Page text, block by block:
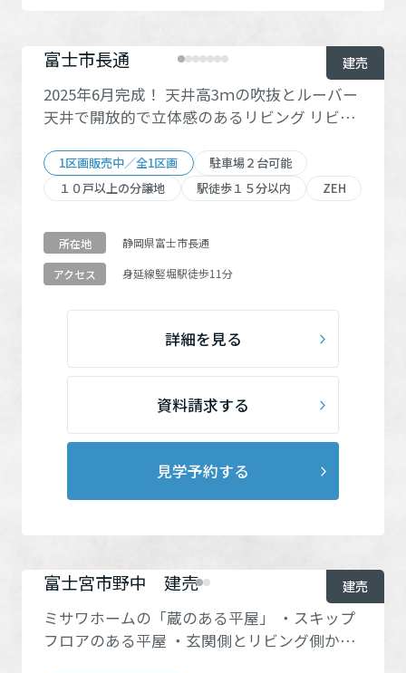
建売
富士市長通
2025年6月完成！ 天井高3ｍの吹抜とルーバー
天井で開放的で立体感のあるリビング リビン
ゼット シンクとコンロが別々のセパレートキ
ッチン 4帖のビッグバルコニー
1区画販売中／全1区画
駐車場２台可能
１０戸以上の分譲地
駅徒歩１５分以内 ZEH
所在地 静岡県富士市長通
アクセス 身延線竪堀駅徒歩11分
詳細を見る
資料請求する
見学予約する
建売
富士宮市野中 建売
ミサワホームの「蔵のある平屋」 ・スキップ
フロアのある平屋 ・玄関側とリビング側から